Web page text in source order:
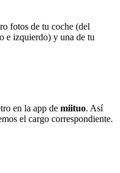
fotos de tu coche (del
e izquierdo) y una de tu
en la app de miituo. Así
el cargo correspondiente.